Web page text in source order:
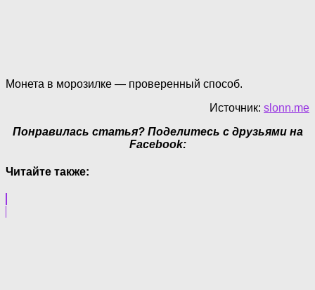
Монета в морозилке — проверенный способ.
Источник: slonn.me
Понравилась статья? Поделитесь с друзьями на
Facebook:
Читайте также: